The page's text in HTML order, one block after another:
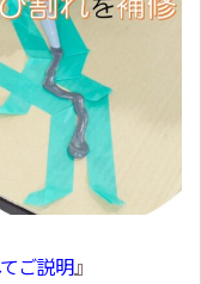
ご説明』